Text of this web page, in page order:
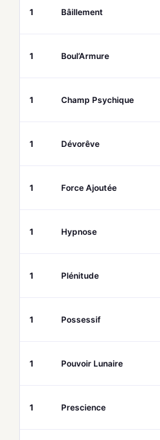
1 Bâillement
1 Boul’Armure
1 Champ Psychique
1 Dévorêve
1 Force Ajoutée
1 Hypnose
1 Plénitude
1 Possessif
1 Pouvoir Lunaire
1 Prescience